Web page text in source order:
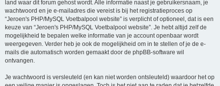
land waar dit forum gehost wordt. Alle informatie naast je gebruikersnaam, je
wachtwoord en je e-mailadres die vereist is bij het registratieproces op
“Jeroen's PHP/MySQL Voetbalpool website” is verplicht of optioneel, dat is een
keuze van “Jeroen's PHP/MySQL Voetbalpool website”. Je hebt altijd zelf de
mogelijkheid te bepalen welke informatie van je account openbaar wordt
weergegeven. Verder heb je ook de mogelijkheid om in te stellen of je de e-
mails die automatisch worden gemaakt door de phpBB-software wil
ontvangen.
Je wachtwoord is versleuteld (en kan niet worden ontsleuteld) waardoor het op